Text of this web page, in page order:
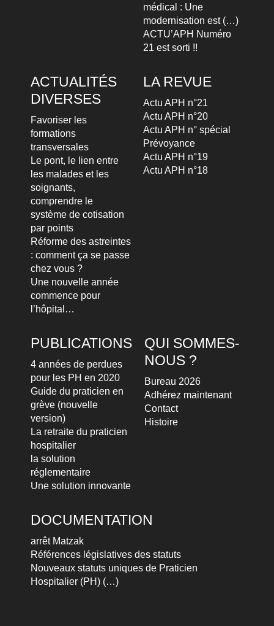
médical : Une
modernisation est (…)
ACTU’APH Numéro
21 est sorti !!
ACTUALITÉS
DIVERSES
Favoriser les
formations
transversales
Le pont, le lien entre
les malades et les
soignants,
comprendre le
système de cotisation
par points
Réforme des astreintes
: comment ça se passe
chez vous ?
Une nouvelle année
commence pour
l’hôpital…
LA REVUE
Actu APH n°21
Actu APH n°20
Actu APH n° spécial
Prévoyance
Actu APH n°19
Actu APH n°18
PUBLICATIONS
4 années de perdues
pour les PH en 2020
Guide du praticien en
grève (nouvelle
version)
La retraite du praticien
hospitalier
la solution
réglementaire
Une solution innovante
QUI SOMMES-
NOUS ?
Bureau 2026
Adhérez maintenant
Contact
Histoire
DOCUMENTATION
arrêt Matzak
Références législatives des statuts
Nouveaux statuts uniques de Praticien
Hospitalier (PH) (…)